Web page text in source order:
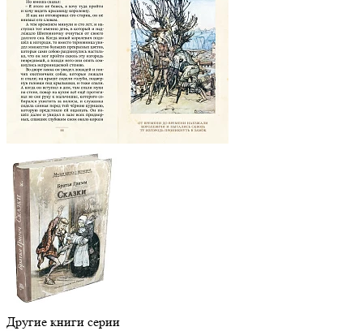
Другие книги серии